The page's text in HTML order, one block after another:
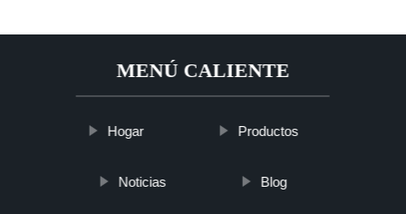
MENÚ CALIENTE
Hogar Productos
Noticias Blog